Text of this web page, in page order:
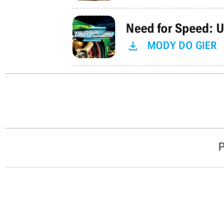
Need for Speed:
 MODY DO GIER